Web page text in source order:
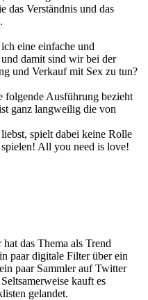
das Verständnis und das
eine einfache und
damit sind wir bei der
und Verkauf mit Sex zu tun?
Ausführung bezieht
ganz langweilig die von
spielt dabei keine Rolle
All you need is love!
das Thema als Trend
paar digitale Filter über ein
paar Sammler auf Twitter
kauft es
gelandet.